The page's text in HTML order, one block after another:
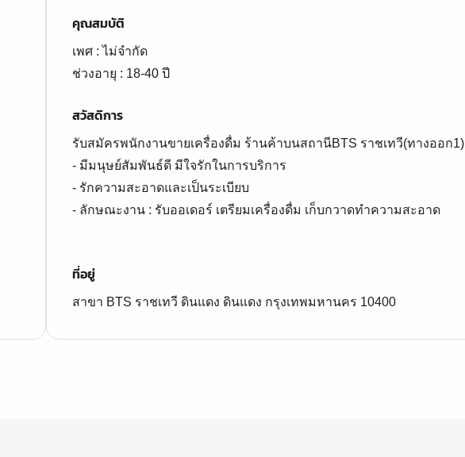
คุณสมบัติ
เพศ : ไม่จำกัด
ช่วงอายุ : 18-40 ปี
สวัสดิการ
รับสมัครพนักงานขายเครื่องดื่ม ร้านค้าบนสถานีBTS ราชเทวี(ทางออก1)
- มีมนุษย์สัมพันธ์ดี มีใจรักในการบริการ
- รักความสะอาดและเป็นระเบียบ
- ลักษณะงาน : รับออเดอร์ เตรียมเครื่องดื่ม เก็บกวาดทำความสะอาด
ที่อยู่
สาขา BTS ราชเทวี ดินแดง ดินแดง กรุงเทพมหานคร 10400